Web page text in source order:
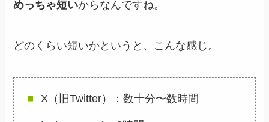
めっちゃ短いからなんですね。
どのくらい短いかというと、こんな感じ。
X（旧Twitter）：数十分〜数時間